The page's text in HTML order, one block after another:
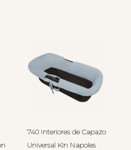
740 Interiores de Capazo
Universal Kin Napoles